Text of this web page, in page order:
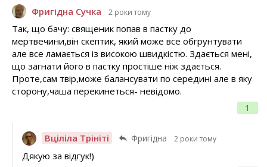
Фригідна Сучка 2 роки тому
1
Так, що бачу: священик попав в пастку до
мертвечини,він скептик, який може все обгрунтувати
але все ламається із високою швидкістю. Здається мені,
що загнати його в пастку простіше ніж здається.
Проте,сам твір,може балансувати по середині але в яку
сторону,чаша перекинеться- невідомо.
Вціліла Трініті Фригідна 2 роки тому
Дякую за відгук!)